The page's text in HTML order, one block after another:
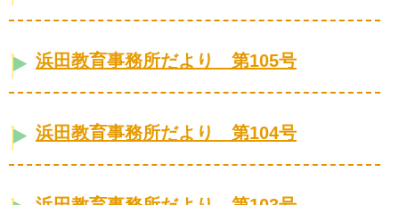
浜田教育事務所だより 第105号
浜田教育事務所だより 第104号